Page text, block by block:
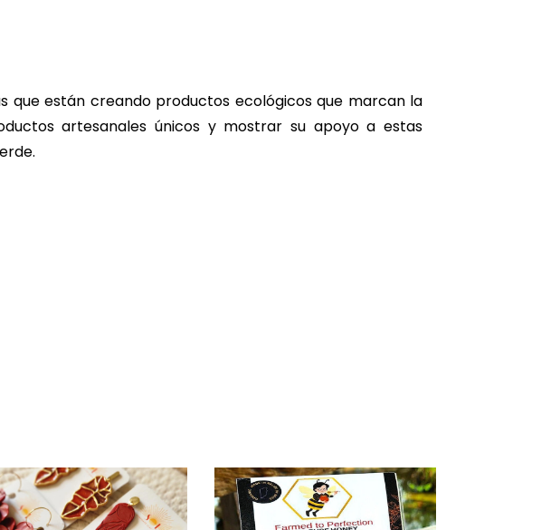
que están creando productos ecológicos que marcan la
artesanales únicos y mostrar su apoyo a estas